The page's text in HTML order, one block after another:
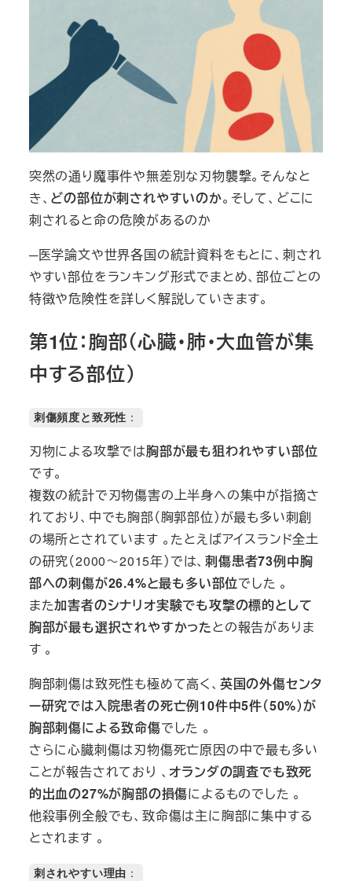
突然の通り魔事件や無差別な刃物襲撃。そんなと
き、 どの部位が刺されやすいのか。そして、どこに
刺されると命の危険があるのか
─医学論文や世界各国の統計資料をもとに、刺され
やすい部位をランキング形式でまとめ、部位ごとの
特徴や危険性を詳しく解説していきます。
第1位：胸部（心臓・肺・大血管が集
中する部位）
刺傷頻度と致死性 ：
刃物による攻撃では胸部が最も狙われやすい部位
です。
複数の統計で刃物傷害の上半身への集中が指摘さ
れており、中でも胸部（胸郭部位）が最も多い刺創
の場所とされています 。たとえばアイスランド全土
の研究（2000～2015年）では、刺傷患者73例中胸
部への刺傷が26.4%と最も多い部位でした 。
また加害者のシナリオ実験でも攻撃の標的として
胸部が最も選択されやすかったとの報告がありま
す 。
胸部刺傷は致死性も極めて高く、 英国の外傷センタ
ー研究では入院患者の死亡例10件中5件（50%）が
胸部刺傷による致命傷でした 。
さらに心臓刺傷は刃物傷死亡原因の中で最も多い
ことが報告されており 、オランダの調査でも致死
的出血の27%が胸部の損傷によるものでした 。
他殺事例全般でも、致命傷は主に胸部に集中する
とされます 。
刺されやすい理由 ：